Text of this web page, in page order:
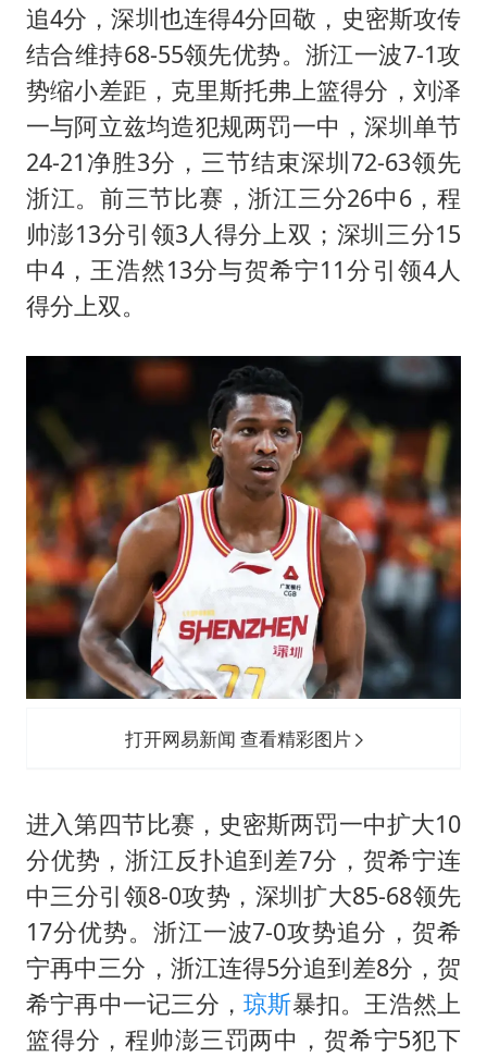
追4分，深圳也连得4分回敬，史密斯攻传
结合维持68-55领先优势。浙江一波7-1攻
势缩小差距，克里斯托弗上篮得分，刘泽
一与阿立兹均造犯规两罚一中，深圳单节
24-21净胜3分，三节结束深圳72-63领先
浙江。前三节比赛，浙江三分26中6，程
帅澎13分引领3人得分上双；深圳三分15
中4，王浩然13分与贺希宁11分引领4人
得分上双。
打开网易新闻 查看精彩图片
进入第四节比赛，史密斯两罚一中扩大10
分优势，浙江反扑追到差7分，贺希宁连
中三分引领8-0攻势，深圳扩大85-68领先
17分优势。浙江一波7-0攻势追分，贺希
宁再中三分，浙江连得5分追到差8分，贺
希宁再中一记三分，琼斯暴扣。王浩然上
篮得分，程帅澎三罚两中，贺希宁5犯下